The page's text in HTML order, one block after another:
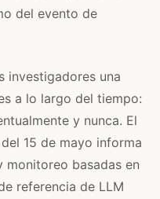
del evento de
investigadores una
a lo largo del tiempo:
y nunca. El
15 de mayo informa
monitoreo basadas en
referencia de LLM